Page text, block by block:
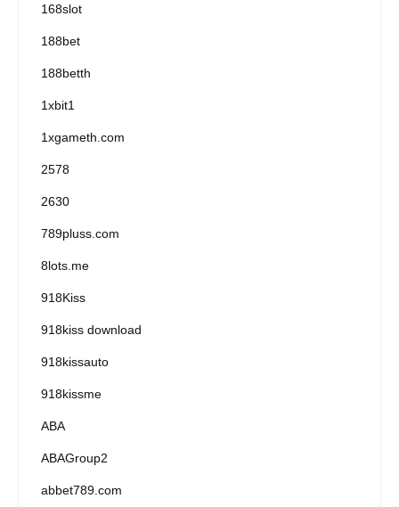
168slot
188bet
188betth
1xbit1
1xgameth.com
2578
2630
789pluss.com
8lots.me
918Kiss
918kiss download
918kissauto
918kissme
ABA
ABAGroup2
abbet789.com